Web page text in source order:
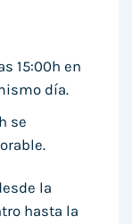
15:00h en
día.
se
la
hasta la